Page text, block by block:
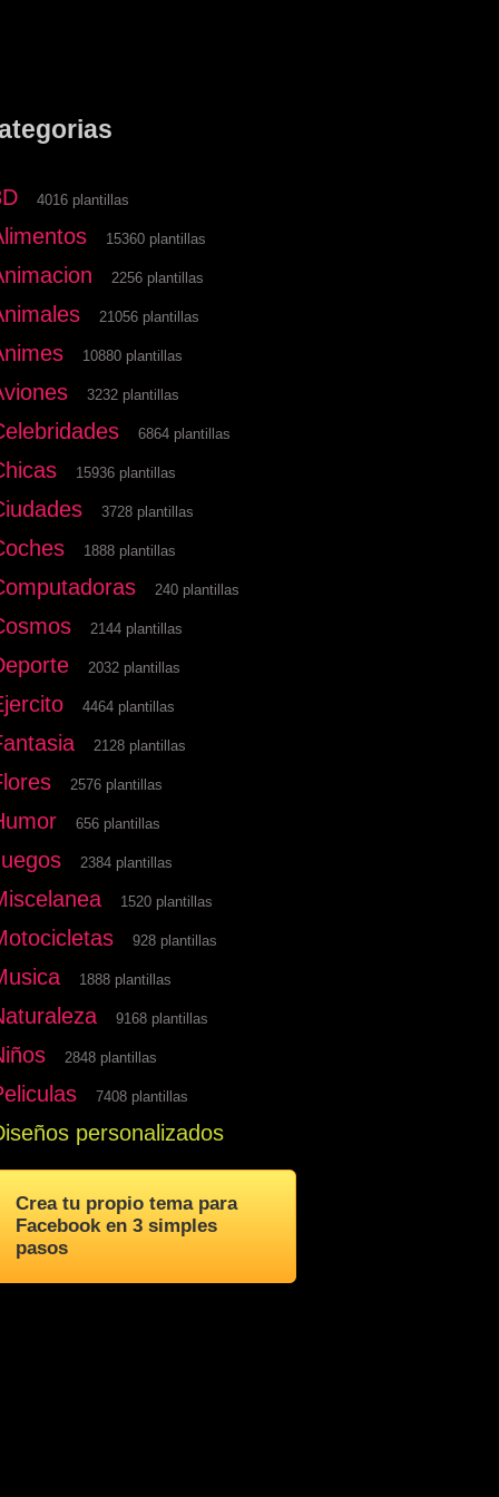
4016 plantillas
15360 plantillas
2256 plantillas
21056 plantillas
10880 plantillas
3232 plantillas
6864 plantillas
15936 plantillas
3728 plantillas
1888 plantillas
240 plantillas
2144 plantillas
2032 plantillas
4464 plantillas
2128 plantillas
2576 plantillas
656 plantillas
2384 plantillas
1520 plantillas
928 plantillas
1888 plantillas
9168 plantillas
2848 plantillas
7408 plantillas
personalizados
Crea tu propio tema para
Facebook en 3 simples
pasos